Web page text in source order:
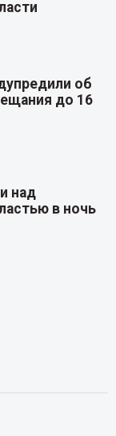
об
до 16
над
в ночь